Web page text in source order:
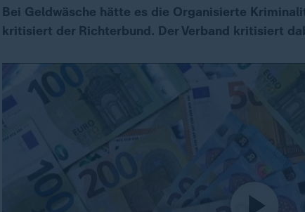
Bei Geldwäsche hätte es die Organisierte
kritisiert der Richterbund. Der Verband kritisiert